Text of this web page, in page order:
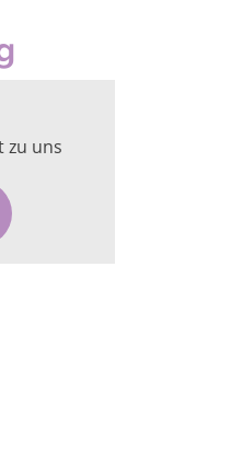
zu uns